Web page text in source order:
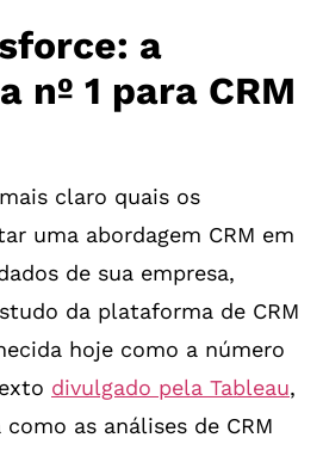
a
nº 1 para CRM
claro quais os
uma abordagem CRM em
de sua empresa,
da plataforma de CRM
hoje como a número
divulgado pela Tableau,
as análises de CRM